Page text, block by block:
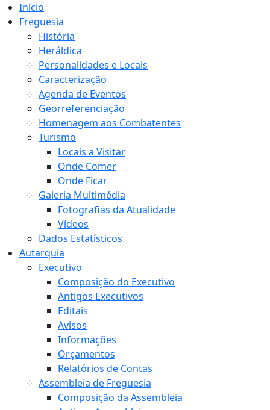
Início
Freguesia
História
Heráldica
Personalidades e Locais
Caracterização
Agenda de Eventos
Georreferenciação
Homenagem aos Combatentes
Turismo
Locais a Visitar
Onde Comer
Onde Ficar
Galeria Multimédia
Fotografias da Atualidade
Vídeos
Dados Estatísticos
Autarquia
Executivo
Composição do Executivo
Antigos Executivos
Editais
Avisos
Informações
Orçamentos
Relatórios de Contas
Assembleia de Freguesia
Composição da Assembleia